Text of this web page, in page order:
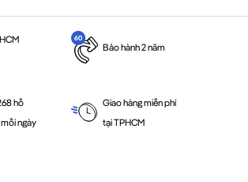
Bảo hành 2 năm
hỗ
ngày
Giao hàng miễn phí
tại TPHCM